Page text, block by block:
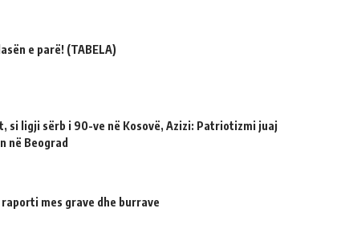
e parë! (TABELA)
si ligji sërb i 90-ve në Kosovë, Azizi: Patriotizmi juaj
në Beograd
mes grave dhe burrave